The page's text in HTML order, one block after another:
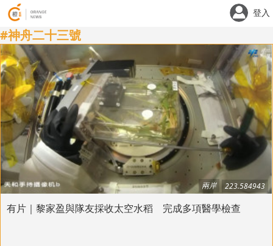
登入
#神舟二十三號
兩岸 223.584943
有片｜黎家盈與隊友採收太空水稻 完成多項醫學檢查